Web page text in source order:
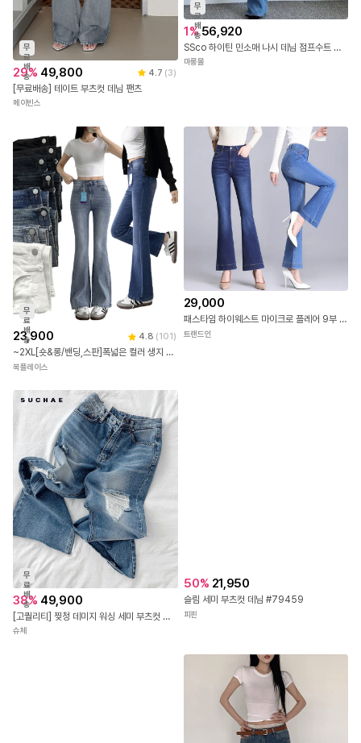
무
료
배
송
29% 49,800 4.7 (3)
[무료배송] 테이트 부츠컷 데님 팬츠
메이빈스
무
료
배
송
1% 56,920
SSco 하이틴 민소매 나시 데님 점프수트 세미 와이드 팬츠 일자 청바지 마롱몰
마롱몰
무
료
배
송
23,900 4.8 (101 )
~2XL[숏&롱/밴딩,스판]폭넓은 컬러 생지 면 데님 슬림 세미 부츠컷 팬츠
복플레이스
29,000
패스타임 하이웨스트 마이크로 플레어 9부 스판 플레어 데님 팬츠 청바지 여성용 DN0855
트랜드인
무
료
배
송
38% 49,900
[고퀄리티] 찢청 데미지 워싱 세미 부츠컷 데님 팬츠
슈체
50% 21,950
슬림 세미 부츠컷 데님 #79459
피핀